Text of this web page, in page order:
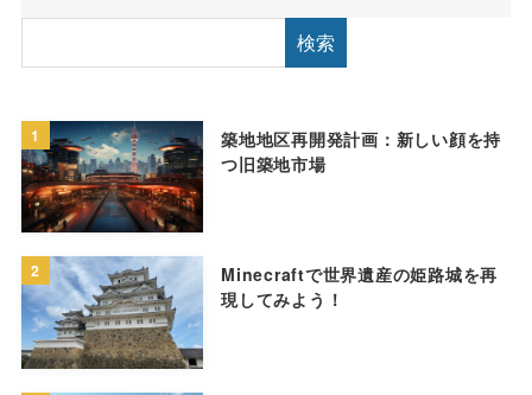
検索
1
築地地区再開発計画：新しい顔を持
つ旧築地市場
2
Minecraftで世界遺産の姫路城を再
現してみよう！